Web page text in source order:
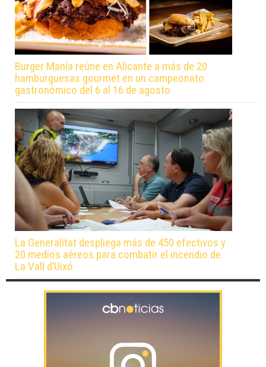
Burger Manía reúne en Alicante a más de 20
hamburguesas gourmet en un campeonato
gastronómico del 6 al 16 de agosto
La Generalitat despliega más de 450 efectivos y
20 medios aéreos para combatir el incendio de
La Vall d’Uixó